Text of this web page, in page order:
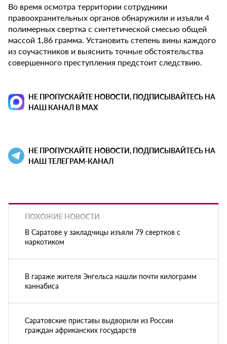
Во время осмотра территории сотрудники
правоохранительных органов обнаружили и изъяли 4
полимерных свертка с синтетической смесью общей
массой 1,86 грамма. Установить степень вины каждого
из соучастников и выяснить точные обстоятельства
совершенного преступления предстоит следствию.
НЕ ПРОПУСКАЙТЕ НОВОСТИ, ПОДПИСЫВАЙТЕСЬ НА
НАШ КАНАЛ В MAX
НЕ ПРОПУСКАЙТЕ НОВОСТИ, ПОДПИСЫВАЙТЕСЬ НА
НАШ ТЕЛЕГРАМ-КАНАЛ
ПОХОЖИЕ НОВОСТИ
В Саратове у закладчицы изъяли 79 свертков с
наркотиком
В гараже жителя Энгельса нашли почти килограмм
каннабиса
Саратовские приставы выдворили из России
граждан африканских государств